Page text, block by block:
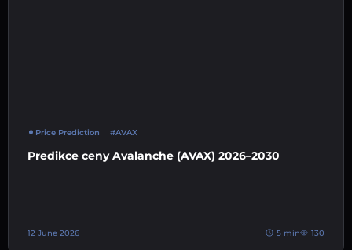
Price Prediction #AVAX
Predikce ceny Avalanche (AVAX) 2026–2030
12 June 2026 5 min 130